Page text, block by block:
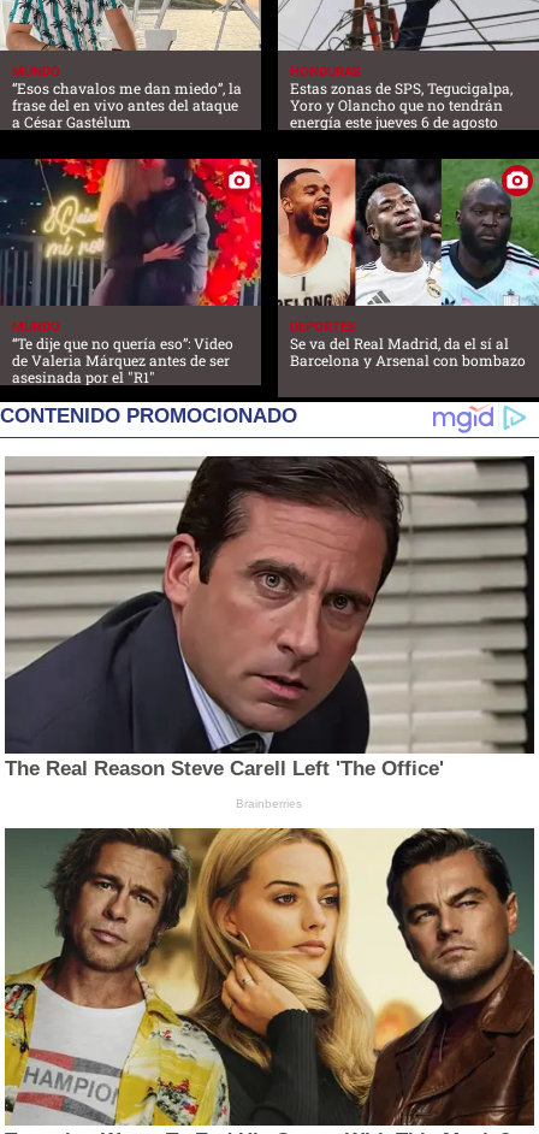
MUNDO
“Esos chavalos me dan miedo”, la
frase del en vivo antes del ataque
a César Gastélum
HONDURAS
Estas zonas de SPS, Tegucigalpa,
Yoro y Olancho que no tendrán
energía este jueves 6 de agosto
MUNDO
“Te dije que no quería eso”: Video
de Valeria Márquez antes de ser
asesinada por el "R1"
DEPORTES
Se va del Real Madrid, da el sí al
Barcelona y Arsenal con bombazo
CONTENIDO PROMOCIONADO
The Real Reason Steve Carell Left 'The Office'
Brainberries